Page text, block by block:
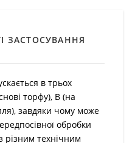
ЗАСТОСУВАННЯ
в трьох
торфу), В (на
завдяки чому може
обробки
різним технічним